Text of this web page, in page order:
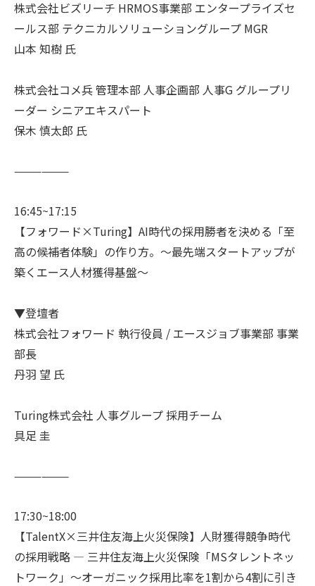
株式会社ビズリーチ HRMOS事業部 エンタープライズセ
ールス部 テクニカルソリューショングループ MGR
山本 知樹 氏
株式会社コメ兵 管理本部 人事企画部 人事G グループリ
ーダー シニアエキスパート
保木 慎太郎 氏
——————
16:45~17:15
【フォワード×Turing】AI時代の採用勝者を決める「至
高の候補者体験」の作り方。〜最先端スタートアップが
築くエース人材獲得基盤～
▼登壇者
株式会社フォワード 執行役員 / エースジョブ事業部 事業
部長
丹羽 望 氏
Turing株式会社 人事グループ 採用チーム
具足 圭
——————
17:30~18:00
【TalentX×三井住友海上火災保険】人財獲得競争時代
の採用戦略 ― 三井住友海上火災保険「MSタレントネッ
トワーク」〜オーガニック採用比率を1割から4割に引き